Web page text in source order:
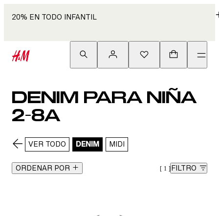
20% EN TODO INFANTIL
DENIM PARA NIÑA
2-8A
VER TODO DENIM MIDI
ORDENAR POR 1 FILTRO